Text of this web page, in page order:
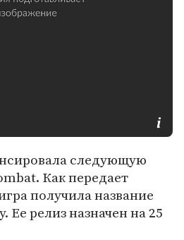
следующую
Как передает
получила название
релиз назначен на 25